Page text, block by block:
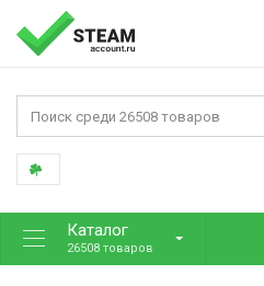
Каталог
26508 товаров